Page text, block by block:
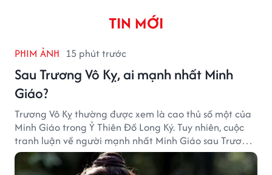
TIN MỚI
PHIM ẢNH 15 phút trước
Sau Trương Vô Kỵ, ai mạnh nhất Minh
Giáo?
Trương Vô Kỵ thường được xem là cao thủ số một của
Minh Giáo trong Ỷ Thiên Đồ Long Ký. Tuy nhiên, cuộc
tranh luận về người mạnh nhất Minh Giáo sau Trương
Vô Kỵ vẫn luôn khiến nhiều độc giả Kim Dung quan
tâm.